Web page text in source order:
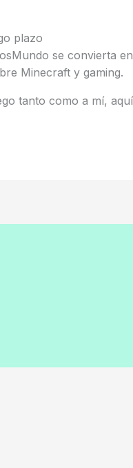
plazo
se convierta
Minecraft y gaming.
tanto como a mí,